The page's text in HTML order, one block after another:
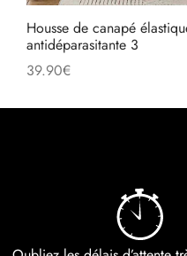
Housse de canapé
antidéparasitante 3
39.90€